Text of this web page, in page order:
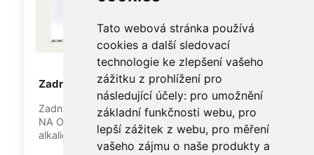
Tato webová stránka používá
cookies a další sledovací
technologie ke zlepšení vašeho
zážitku z prohlížení pro
následující účely: pro umožnění
základní funkčnosti webu, pro
lepší zážitek z webu, pro měření
vašeho zájmu o naše produkty a
Zadní deska KLUG, síla 1,8 mm
Zadní deska KLUG Corrugated board E-flute /
NA OBJEDNÁVKU / je velmi oblíbená archivní
alkalická vlnitá lepenka...